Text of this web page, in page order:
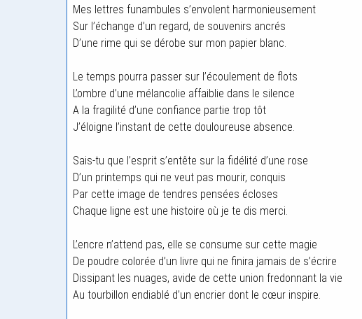
Mes lettres funambules s’envolent harmonieusement
Sur l’échange d’un regard, de souvenirs ancrés
D’une rime qui se dérobe sur mon papier blanc.
Le temps pourra passer sur l’écoulement de flots
L’ombre d’une mélancolie affaiblie dans le silence
A la fragilité d’une confiance partie trop tôt
J’éloigne l’instant de cette douloureuse absence.
Sais-tu que l’esprit s’entête sur la fidélité d’une rose
D’un printemps qui ne veut pas mourir, conquis
Par cette image de tendres pensées écloses
Chaque ligne est une histoire où je te dis merci.
L’encre n’attend pas, elle se consume sur cette magie
De poudre colorée d’un livre qui ne finira jamais de s’écrire
Dissipant les nuages, avide de cette union fredonnant la vie
Au tourbillon endiablé d’un encrier dont le cœur inspire.